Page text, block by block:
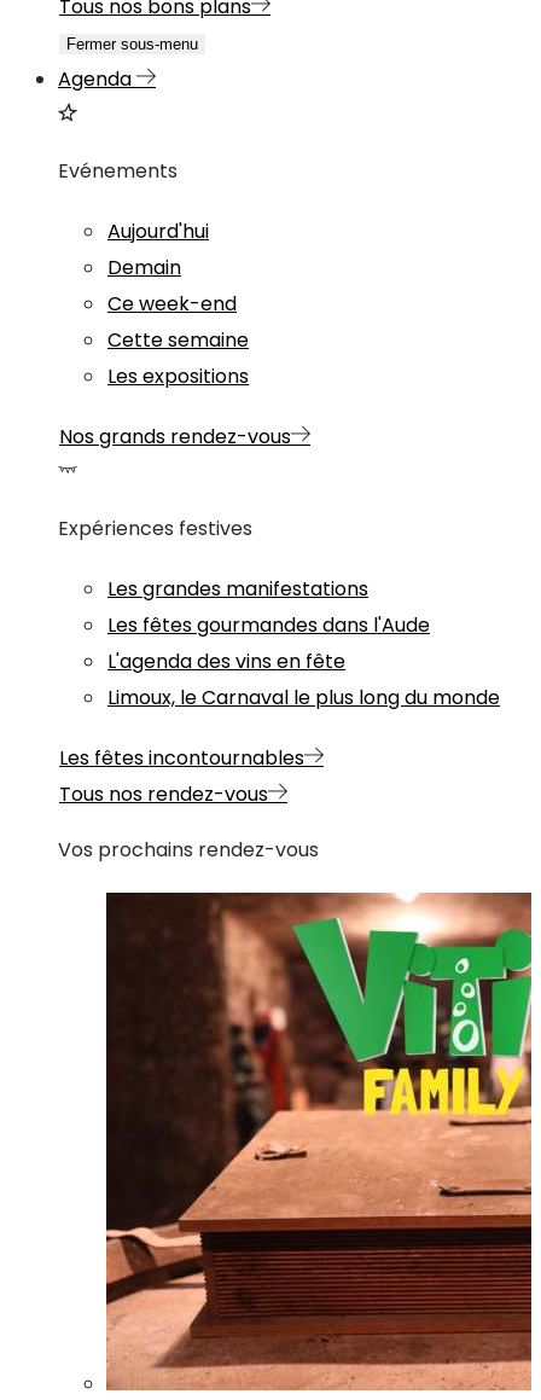
Tous nos bons plans
Fermer sous-menu
Agenda
Evénements
Aujourd'hui
Demain
Ce week-end
Cette semaine
Les expositions
Nos grands rendez-vous
Expériences festives
Les grandes manifestations
Les fêtes gourmandes dans l'Aude
L'agenda des vins en fête
Limoux, le Carnaval le plus long du monde
Les fêtes incontournables
Tous nos rendez-vous
Vos prochains rendez-vous